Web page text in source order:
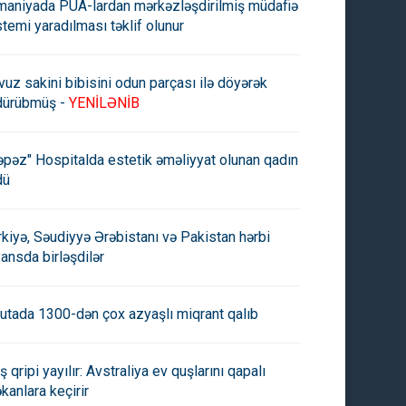
arıqlama
PUA-lardan mərkəzləşdirilmiş müdafiə
yaradılması təklif olunur
sakini bibisini odun parçası ilə döyərək
- YENİLƏNİB
Hospitalda estetik əməliyyat olunan qadın
Səudiyyə Ərəbistanı və Pakistan hərbi
birləşdilər
1300-dən çox azyaşlı miqrant qalıb
qripi yayılır: Avstraliya ev quşlarını qapalı
keçirir